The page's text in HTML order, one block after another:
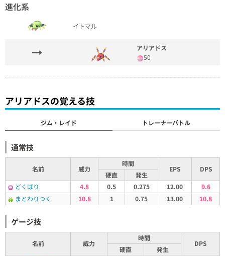
進化系
イトマル
アリアドス
50
アリアドスの覚える技
ジム・レイド トレーナーバトル
通常技
名前 威力
時間
EPS DPS
硬直
発生
どくばり
4.8 0.5 0.275 12.00
9.6
まとわりつく
10.8 1 0.75 13.00 10.8
ゲージ技
名前 威力
時間
DPS
硬直
発生